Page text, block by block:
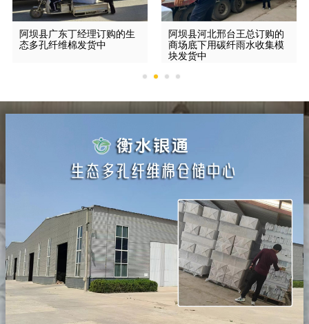
阿坝县广东丁经理订购的生
态多孔纤维棉发货中
阿坝县河北邢台王总订购的
商场底下用碳纤雨水收集模
块发货中